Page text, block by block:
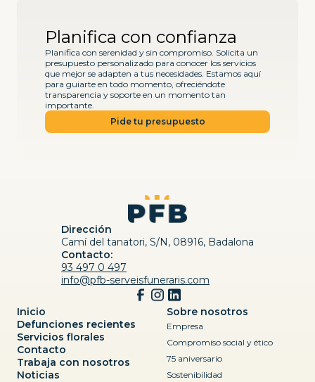
Planifica con confianza
Planifica con serenidad y sin compromiso. Solicita un
presupuesto personalizado para conocer los servicios
que mejor se adapten a tus necesidades. Estamos aquí
para guiarte en todo momento, ofreciéndote
transparencia y soporte en un momento tan
importante.
Pide tu presupuesto
Dirección
Camí del tanatori, S/N, 08916, Badalona
Contacto:
93 497 0 497
info@pfb-serveisfuneraris.com
Inicio
Defunciones recientes
Servicios florales
Contacto
Trabaja con nosotros
Noticias
Sobre nosotros
Empresa
Compromiso social y ético
75 aniversario
Sostenibilidad